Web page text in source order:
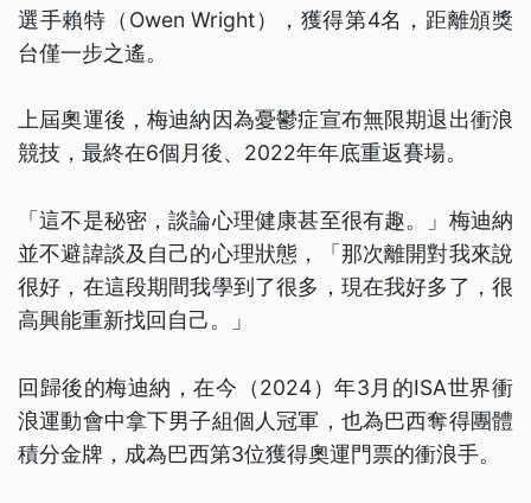
選手賴特（Owen Wright），獲得第4名，距離頒獎
台僅一步之遙。
上屆奧運後，梅迪納因為憂鬱症宣布無限期退出衝浪
競技，最終在6個月後、2022年年底重返賽場。
「這不是秘密，談論心理健康甚至很有趣。」梅迪納
並不避諱談及自己的心理狀態，「那次離開對我來說
很好，在這段期間我學到了很多，現在我好多了，很
高興能重新找回自己。」
回歸後的梅迪納，在今（2024）年3月的ISA世界衝
浪運動會中拿下男子組個人冠軍，也為巴西奪得團體
積分金牌，成為巴西第3位獲得奧運門票的衝浪手。